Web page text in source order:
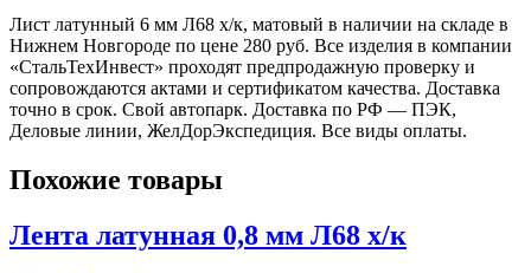
Лист латунный 6 мм Л68 х/к, матовый в наличии на складе в
Нижнем Новгороде по цене 280 руб. Все изделия в компании
«СтальТехИнвест» проходят предпродажную проверку и
сопровождаются актами и сертификатом качества. Доставка
точно в срок. Свой автопарк. Доставка по РФ — ПЭК,
Деловые линии, ЖелДорЭкспедиция. Все виды оплаты.
Похожие товары
Лента латунная 0,8 мм Л68 х/к